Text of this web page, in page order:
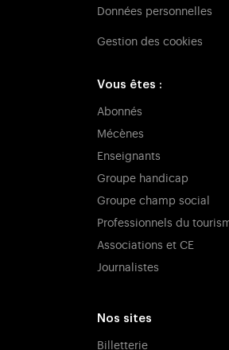
Données personnelles
Gestion des cookies
Vous êtes :
Abonnés
Mécènes
Enseignants
Groupe handicap
Groupe champ social
Professionnels du
Associations et CE
Journalistes
Nos sites
Billetterie